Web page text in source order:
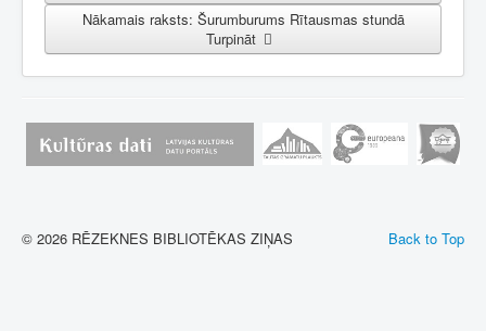
Nākamais raksts: Šurumburums Rītausmas stundā
Turpināt
Back to Top
© 2026 RĒZEKNES BIBLIOTĒKAS ZIŅAS